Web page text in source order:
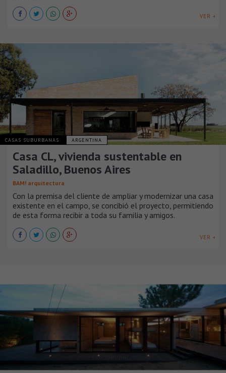
VER +
CASAS SUBURBANAS ARGENTINA
Casa CL, vivienda sustentable en
Saladillo, Buenos Aires
BAM! arquitectura
Con la premisa del cliente de ampliar y modernizar una casa
existente en el campo, se concibió el proyecto, permitiendo
de esta forma recibir a toda su familia y amigos.
VER +